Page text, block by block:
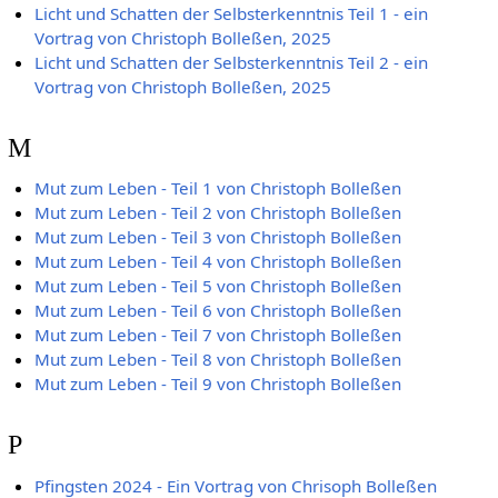
Licht und Schatten der Selbsterkenntnis Teil 1 - ein
Vortrag von Christoph Bolleßen, 2025
Licht und Schatten der Selbsterkenntnis Teil 2 - ein
Vortrag von Christoph Bolleßen, 2025
M
Mut zum Leben - Teil 1 von Christoph Bolleßen
Mut zum Leben - Teil 2 von Christoph Bolleßen
Mut zum Leben - Teil 3 von Christoph Bolleßen
Mut zum Leben - Teil 4 von Christoph Bolleßen
Mut zum Leben - Teil 5 von Christoph Bolleßen
Mut zum Leben - Teil 6 von Christoph Bolleßen
Mut zum Leben - Teil 7 von Christoph Bolleßen
Mut zum Leben - Teil 8 von Christoph Bolleßen
Mut zum Leben - Teil 9 von Christoph Bolleßen
P
Pfingsten 2024 - Ein Vortrag von Chrisoph Bolleßen